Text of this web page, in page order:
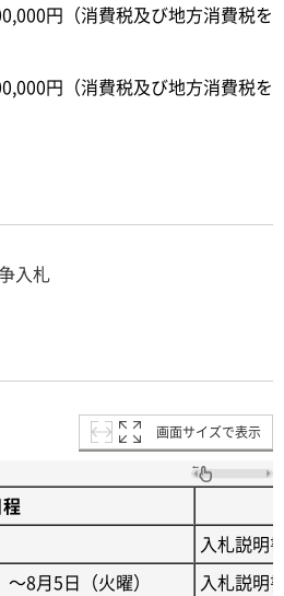
円（消費税及び地方消費税を
円（消費税及び地方消費税を
入札
画面サイズで表示
入札説明
8月5日（火曜）
入札説明